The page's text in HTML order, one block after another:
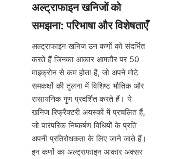
अल्ट्राफाइन खनिजों को
अल्ट्राफाइन खनिज उन कणों को संदर्भित
करते हैं जिनका आकार आमतौर पर 50
माइक्रोन से कम होता है, जो अपने मोटे
समकक्षों की तुलना में विशिष्ट भौतिक और
रासायनिक गुण प्रदर्शित करते हैं। ये
खनिज रिफ्रैक्टरी अयस्कों में प्रचलित हैं,
जो पारंपरिक निष्कर्षण विधियों के प्रति
अपनी प्रतिरोधकता के लिए जाने जाते हैं।
इन कणों का अल्ट्राफाइन आकार अक्सर